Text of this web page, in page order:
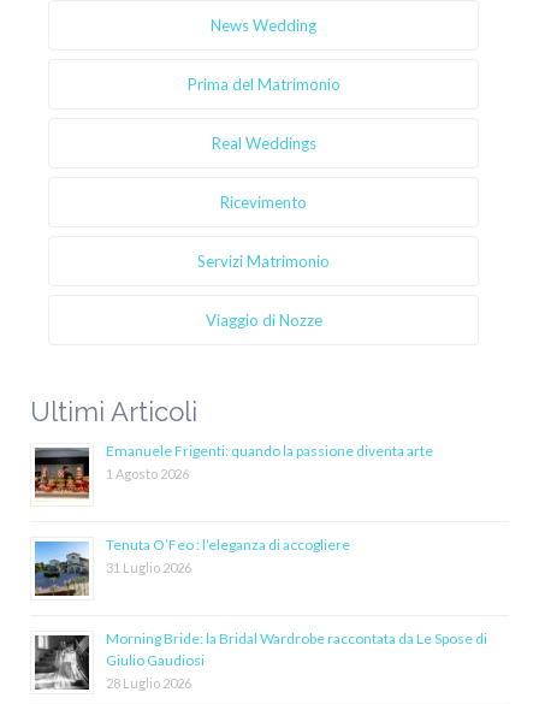
News Wedding
Prima del Matrimonio
Real Weddings
Ricevimento
Servizi Matrimonio
Viaggio di Nozze
Ultimi Articoli
Emanuele Frigenti: quando la passione diventa arte
1 Agosto 2026
Tenuta O’Feo : l’eleganza di accogliere
31 Luglio 2026
Morning Bride: la Bridal Wardrobe raccontata da Le Spose di
Giulio Gaudiosi
28 Luglio 2026